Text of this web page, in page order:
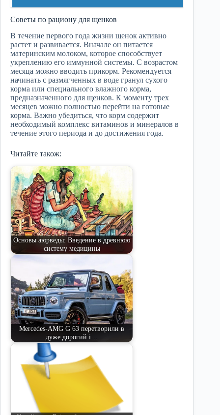
Советы по рациону для щенков
В течение первого года жизни щенок активно
растет и развивается. Вначале он питается
материнским молоком, которое способствует
укреплению его иммунной системы. С возрастом
месяца можно вводить прикорм. Рекомендуется
начинать с размягченных в воде гранул сухого
корма или специального влажного корма,
предназначенного для щенков. К моменту трех
месяцев можно полностью перейти на готовые
корма. Важно убедиться, что корм содержит
необходимый комплекс витаминов и минералов в
течение этого периода и до достижения года.
Читайте також:
Основы аюрведы: Введение в древнюю
систему медицины
Mercedes-AMG G 63 перетворили в
дуже дорогий і…